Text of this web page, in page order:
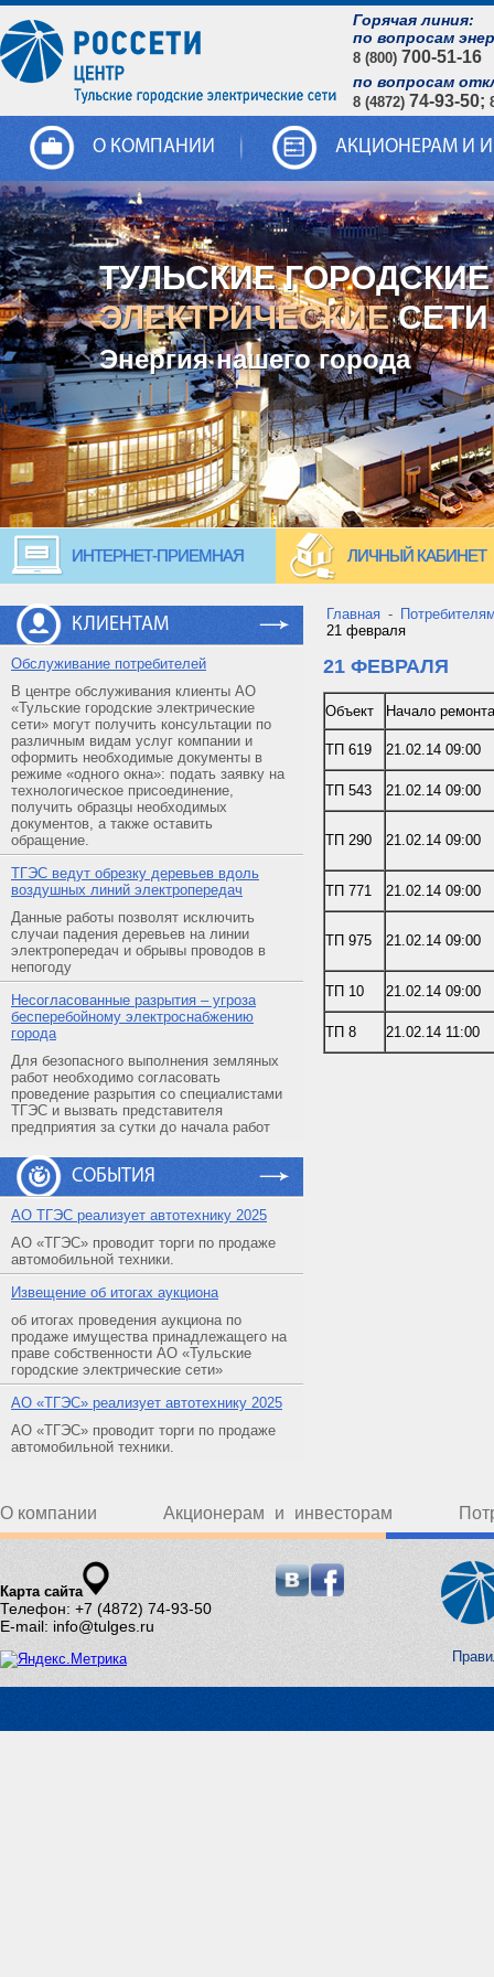
Горячая линия:
по вопросам
8 (800) 700-51-16
по вопросам
8 (4872) 74-93-50;
О КОМПАНИИ АКЦИОНЕРАМ И
ТУЛЬСКИЕ ГОРОДСКИЕ
ЭЛЕКТРИЧЕСКИЕСЕТИ
Энергия нашего города
ИНТЕРНЕТ-ПРИЕМНАЯ ЛИЧНЫЙ КАБИНЕТ
КЛИЕНТАМ
Обслуживание потребителей
В центре обслуживания клиенты АО
«Тульские городские электрические
сети» могут получить консультации по
различным видам услуг компании и
оформить необходимые документы в
режиме «одного окна»: подать заявку на
технологическое присоединение,
получить образцы необходимых
документов, а также оставить
обращение.
ТГЭС ведут обрезку деревьев вдоль
воздушных линий электропередач
Данные работы позволят исключить
случаи падения деревьев на линии
электропередач и обрывы проводов в
непогоду
Несогласованные разрытия – угроза
бесперебойному электроснабжению
города
Для безопасного выполнения земляных
работ необходимо согласовать
проведение разрытия со специалистами
ТГЭС и вызвать представителя
предприятия за сутки до начала работ
СОБЫТИЯ
АO ТГЭС реализует автотехнику 2025
АО «ТГЭС» проводит торги по продаже
автомобильной техники.
Извещение об итогах аукциона
об итогах проведения аукциона по
продаже имущества принадлежащего на
праве собственности АО «Тульские
городские электрические сети»
АO «ТГЭС» реализует автотехнику 2025
АО «ТГЭС» проводит торги по продаже
автомобильной техники.
Главная -
21 февраля
21 ФЕВРАЛЯ
Объект Начало ремонта
ТП 619 21.02.14 09:00
ТП 543 21.02.14 09:00
ТП 290 21.02.14 09:00
ТП 771 21.02.14 09:00
ТП 975 21.02.14 09:00
ТП 10 21.02.14 09:00
ТП 8 21.02.14 11:00
О компании Акционерам и инвесторам
Карта сайта
Телефон: +7 (4872) 74-93-50
E-mail: info@tulges.ru